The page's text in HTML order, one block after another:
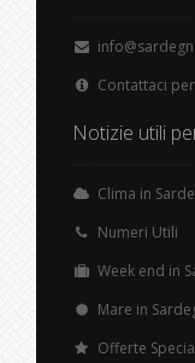
Contattaci
Notizie utili
Clima in
Numeri Utili
Week end in
Mare in
Offerte